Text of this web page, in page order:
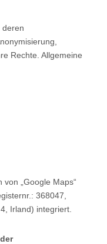
deren
Rechte. Allgemeine
„Google Maps“
368047,
Irland) integriert.